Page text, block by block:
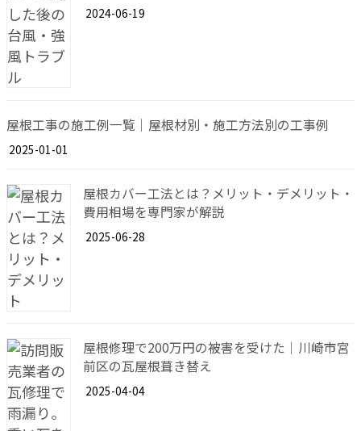
2024-06-19
屋根工事の施工例一覧｜屋根材別・施工方法別の工事例
2025-01-01
屋根カバー工法とは？メリット・デメリット・
費用相場を専門家が解説
2025-06-28
屋根修理で200万円の被害を受けた｜川崎市宮
前区の瓦屋根葺き替え
2025-04-04